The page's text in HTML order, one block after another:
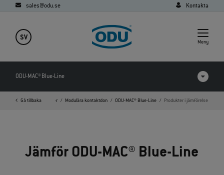
sales@odu.se Kontakta
SV
Meny
ODU-MAC® Blue-Line
Produkter i jämförelse
Nedladdningar
Gå tillbaka
Home Produkter Modulära kontaktdon ODU-MAC® Blue-Line Produkter i jämförelse
Jämför ODU‑MAC® Blue‑Line